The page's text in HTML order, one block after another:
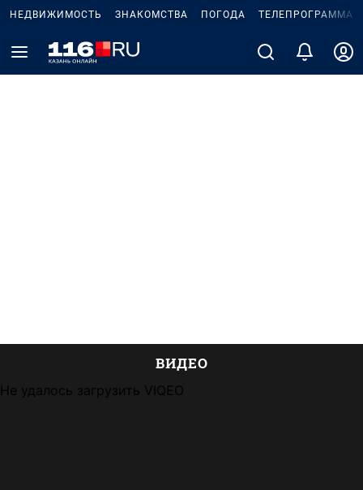
НЕДВИЖИМОСТЬ ЗНАКОМСТВА ПОГОДА ТЕЛЕПРОГРАММА
ВИДЕО
Не удалось загрузить VIQEO